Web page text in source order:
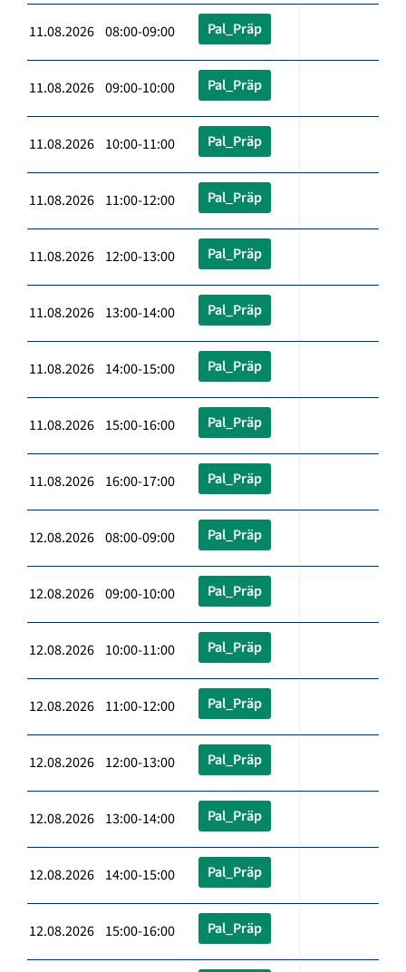
11.08.2026 08:00-09:00 Pal_Präp
11.08.2026 09:00-10:00 Pal_Präp
11.08.2026 10:00-11:00 Pal_Präp
11.08.2026 11:00-12:00 Pal_Präp
11.08.2026 12:00-13:00 Pal_Präp
11.08.2026 13:00-14:00 Pal_Präp
11.08.2026 14:00-15:00 Pal_Präp
11.08.2026 15:00-16:00 Pal_Präp
11.08.2026 16:00-17:00 Pal_Präp
12.08.2026 08:00-09:00 Pal_Präp
12.08.2026 09:00-10:00 Pal_Präp
12.08.2026 10:00-11:00 Pal_Präp
12.08.2026 11:00-12:00 Pal_Präp
12.08.2026 12:00-13:00 Pal_Präp
12.08.2026 13:00-14:00 Pal_Präp
12.08.2026 14:00-15:00 Pal_Präp
12.08.2026 15:00-16:00 Pal_Präp